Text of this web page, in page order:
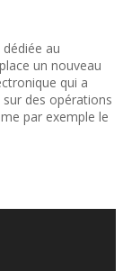
au
un nouveau
qui a
des opérations
par exemple le